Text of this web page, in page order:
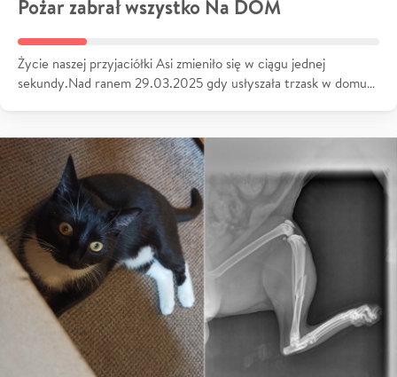
Pożar zabrał wszystko Na DOM
Życie naszej przyjaciółki Asi zmieniło się w ciągu jednej
sekundy.Nad ranem 29.03.2025 gdy usłyszała trzask w domu…